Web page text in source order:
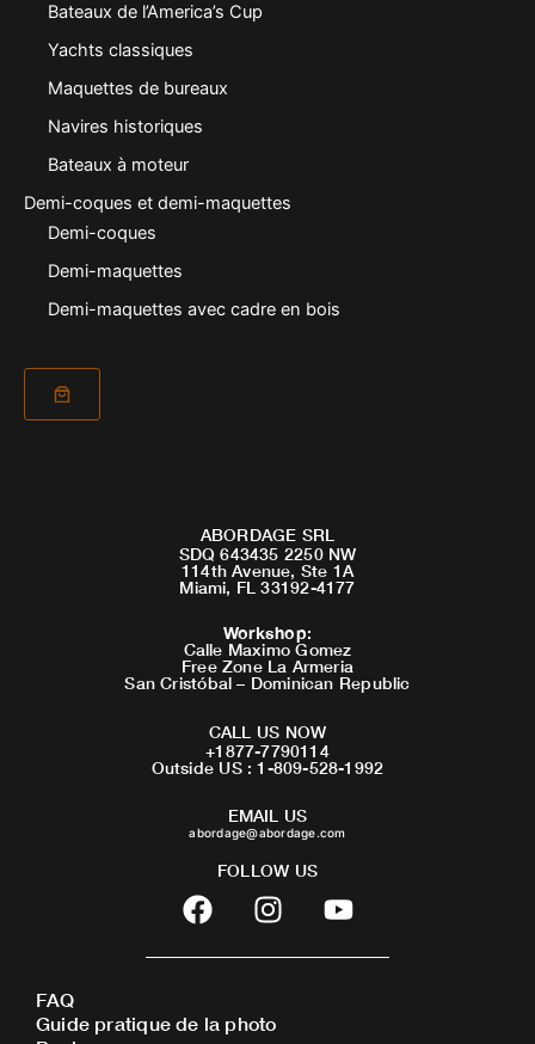
Bateaux de l’America’s Cup
Yachts classiques
Maquettes de bureaux
Navires historiques
Bateaux à moteur
Demi-coques et demi-maquettes
Demi-coques
Demi-maquettes
Demi-maquettes avec cadre en bois
ABORDAGE SRL
SDQ 643435 2250 NW
114th Avenue, Ste 1A
Miami, FL 33192-4177
Workshop:
Calle Maximo Gomez
Free Zone La Armeria
San Cristóbal – Dominican Republic
CALL US NOW
+1877-7790114
Outside US : 1-809-528-1992
EMAIL US
abordage@abordage.com
FOLLOW US
F
a
c
b
I
n
s
a
Y
o
u
FAQ
Guide pratique de la photo